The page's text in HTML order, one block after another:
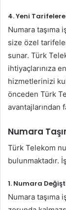
4.Yeni
Numara taşıma
size özel
sunar. Türk
ihtiyaçlarınıza
hizmetlerinizi
önceden Türk
avantajlarından
Numara
Türk Telekom
bulunmaktadır.
1. Numara
Numara taşıma